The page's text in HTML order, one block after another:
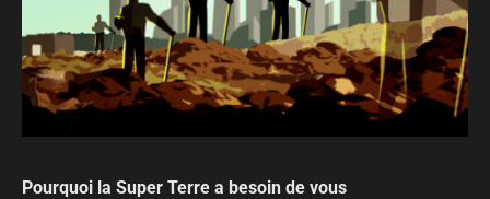
Pourquoi la Super Terre a besoin de vous